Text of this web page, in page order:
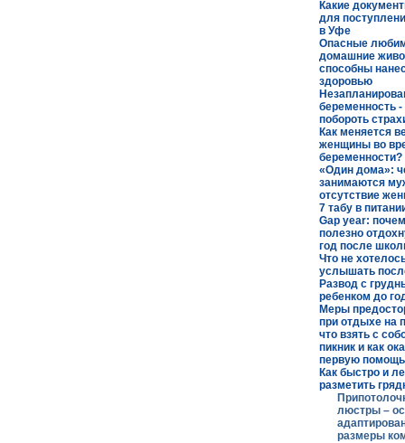
Какие
для
в Уфе
Опасные
домашние
способны
здоровью
беременность -
побороть
Как меняется
женщины во
беременности?
«Один дома»:
занимаются
отсутствие
7 табу в
Gap year:
полезно
год после
Что не
услышать
Развод с
ребенком до
Меры
при отдыхе на
что взять с
пикник и как
первую помощь
Как быстро и
разметить
люстры –
размеры